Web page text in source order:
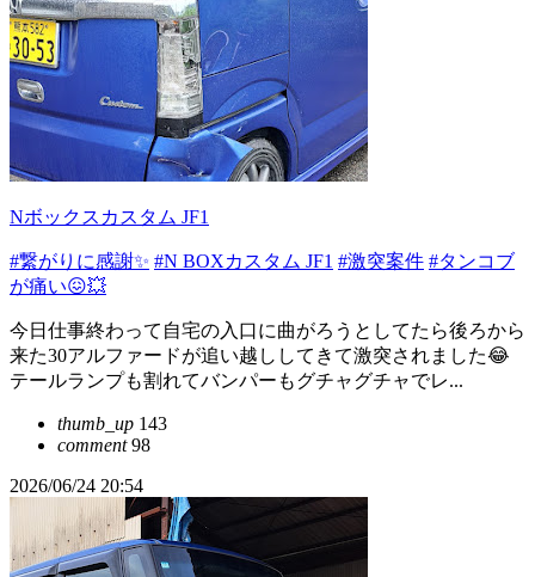
Nボックスカスタム JF1
#繋がりに感謝✨ #N BOXカスタム JF1 #激突案件 #タンコブ
が痛い😖💥
今日仕事終わって自宅の入口に曲がろうとしてたら後ろから
来た30アルファードが追い越ししてきて激突されました😂
テールランプも割れてバンパーもグチャグチャでレ...
thumb_up 143
comment98
2026/06/24 20:54